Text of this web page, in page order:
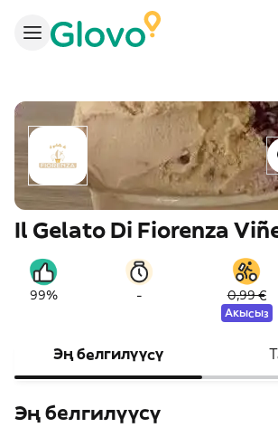
Il Gelato Di Fiorenza
99% - 0,99 €
Акысыз
Эң белгилүүсү
Эң белгилүүсү